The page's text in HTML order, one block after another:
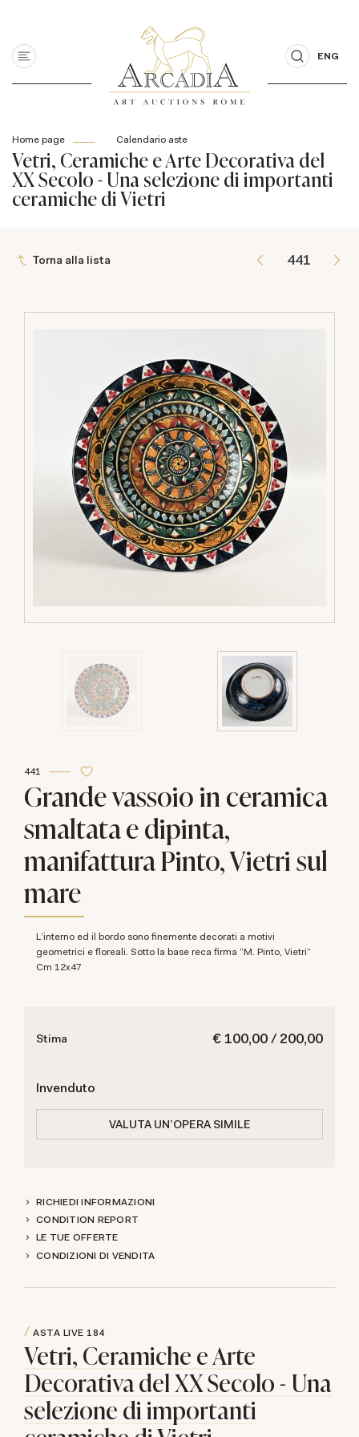
ENG
Home page Calendario aste
Vetri, Ceramiche e Arte Decorativa del
XX Secolo - Una selezione di importanti
ceramiche di Vietri
Torna alla lista
441
Grande vassoio in ceramica
smaltata e dipinta,
manifattura Pinto, Vietri sul
mare
L'interno ed il bordo sono finemente decorati a motivi
geometrici e floreali. Sotto la base reca firma "M. Pinto, Vietri"
cm 12x47
€ 100,00 / 200,00
Stima
Invenduto
VALUTA UN'OPERA SIMILE
RICHIEDI INFORMAZIONI
CONDITION REPORT
LE TUE OFFERTE
CONDIZIONI DI VENDITA
ASTA LIVE 184
Vetri, Ceramiche e Arte
Decorativa del XX Secolo - Una
selezione di importanti